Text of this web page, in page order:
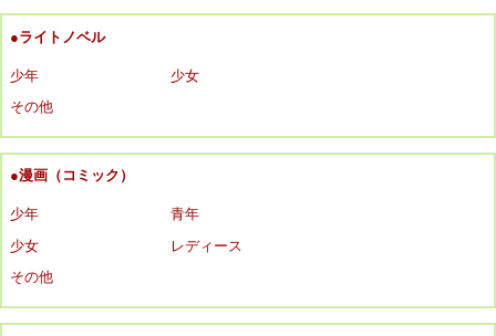
●ライトノベル
少年
少女
その他
●漫画（コミック）
少年
青年
少女
レディース
その他